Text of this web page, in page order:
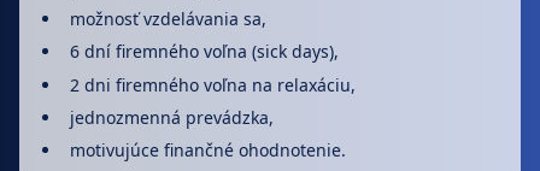
možnosť vzdelávania sa,
6 dní firemného voľna (sick days),
2 dni firemného voľna na relaxáciu,
jednozmenná prevádzka,
motivujúce finančné ohodnotenie.